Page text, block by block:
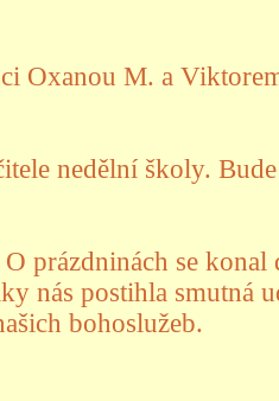
Oxanou M. a
nedělní školy.
prázdninách se konal
nás postihla smutná
bohoslužeb.